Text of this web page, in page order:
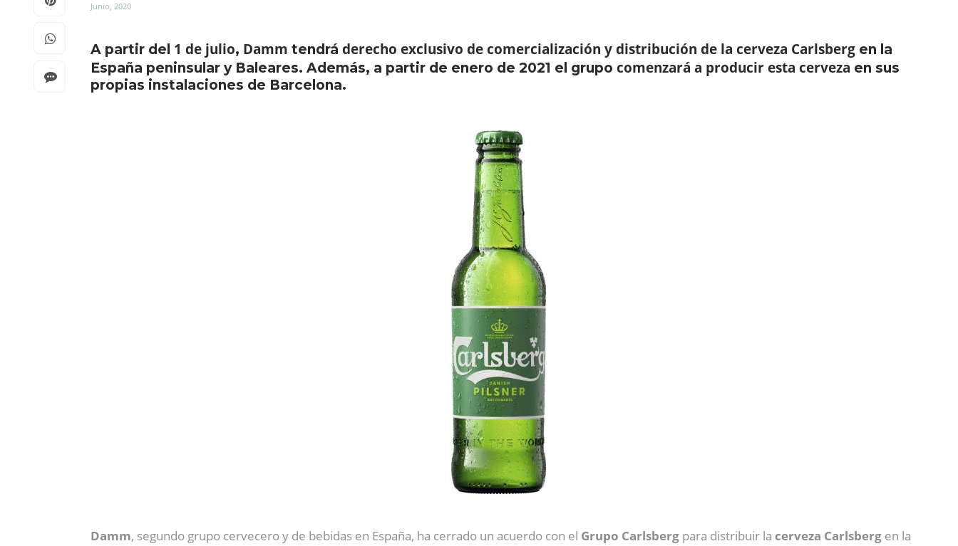
Junio, 2020
A partir del 1 de julio, Damm tendrá derecho exclusivo de comercialización y distribución de la cerveza Carlsberg en la
España peninsular y Baleares. Además, a partir de enero de 2021 el grupo comenzará a producir esta cerveza en sus
propias instalaciones de Barcelona.
Damm, segundo grupo cervecero y de bebidas en España, ha cerrado un acuerdo con el Grupo Carlsberg para distribuir la cerveza Carlsberg en la